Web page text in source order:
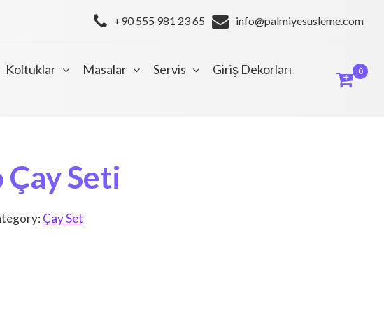
+90 555 981 23 65 info@palmiyesusleme.com
Koltuklar Masalar Servis
Giriş Dekorları
0
Seti
Çay Set